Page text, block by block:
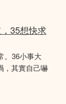
35想快求
。36小事大
，其實自己嚇